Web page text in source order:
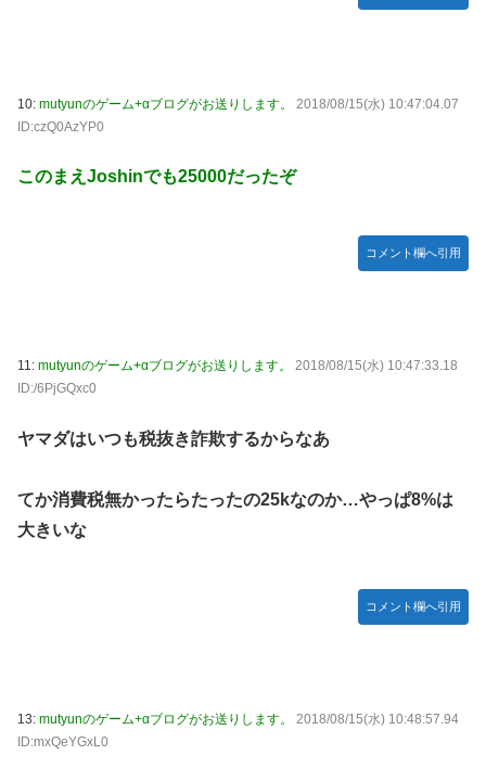
10: mutyunのゲーム+αブログがお送りします。
2018/08/15(水) 10:47:04.07
ID:czQ0AzYP0
このまえJoshinでも25000だったぞ
コメント欄へ引用
11: mutyunのゲーム+αブログがお送りします。
2018/08/15(水) 10:47:33.18
ID:/6PjGQxc0
ヤマダはいつも税抜き詐欺するからなあ
てか消費税無かったらたったの25kなのか…やっぱ8%は
大きいな
コメント欄へ引用
13: mutyunのゲーム+αブログがお送りします。
2018/08/15(水) 10:48:57.94
ID:mxQeYGxL0